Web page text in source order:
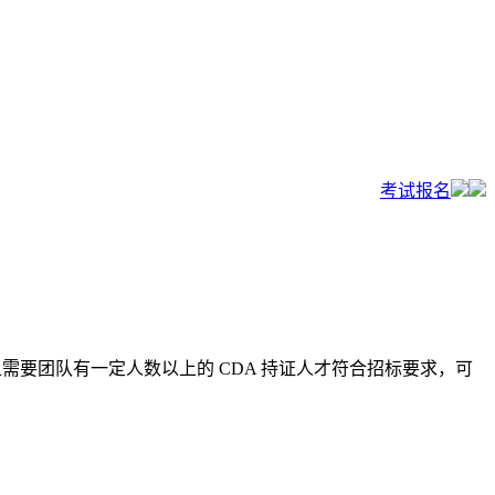
考试报名
要团队有一定人数以上的 CDA 持证人才符合招标要求，可